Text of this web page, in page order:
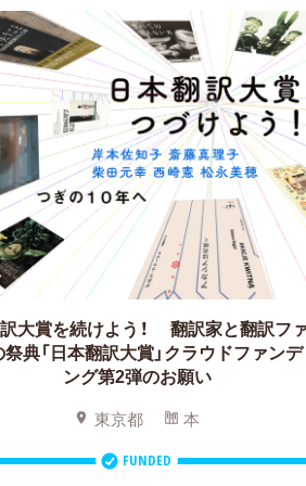
大賞を続けよう！
翻訳家と翻訳フ
典「日本翻訳大賞」クラウドファン
ング第2弾のお願い
東京都 本
FUNDED